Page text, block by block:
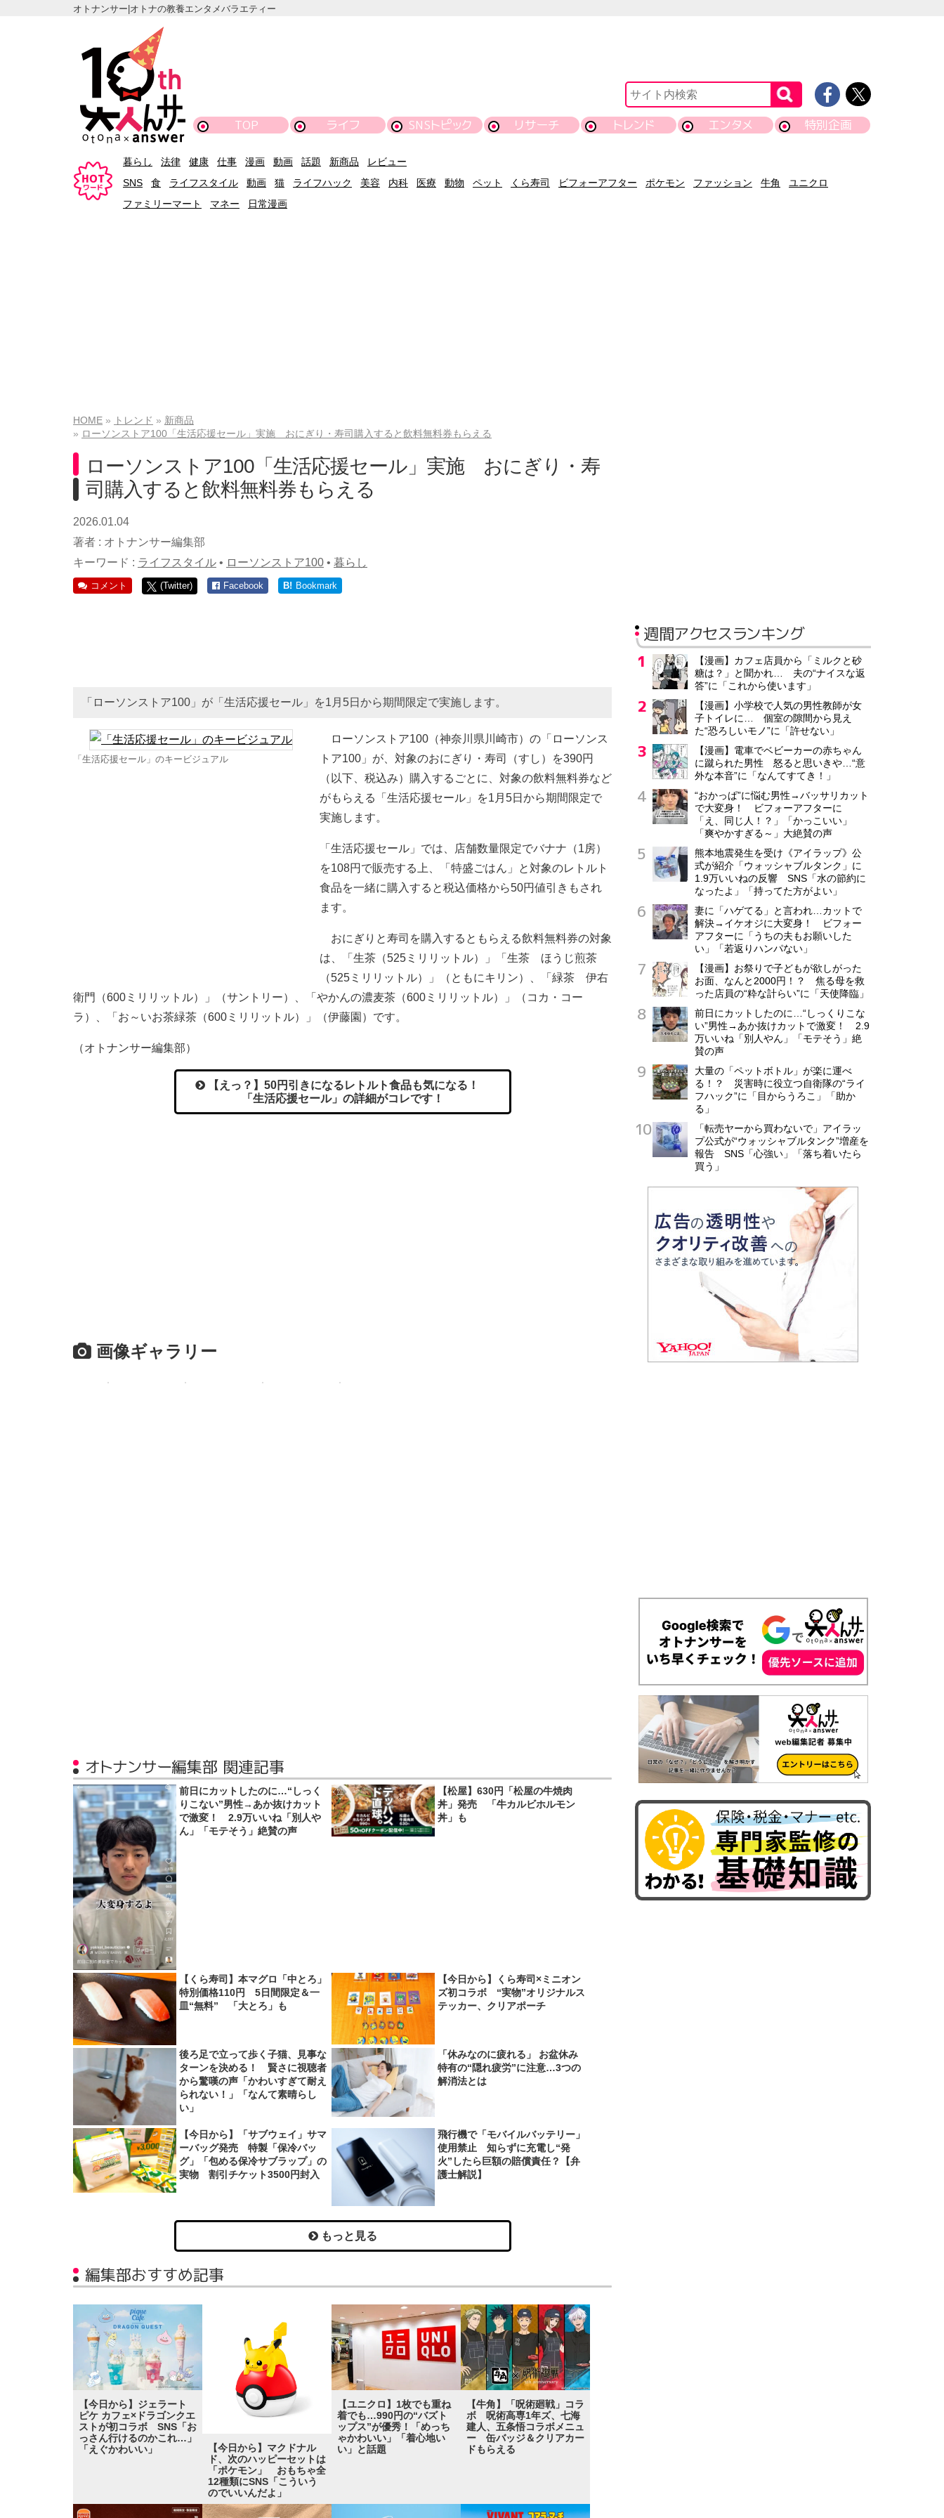
オトナンサー|オトナの教養エンタメバラエティー
TOP ライフ SNSトピック リサーチ トレンド エンタメ 特別企画
暮らし 法律 健康 仕事 漫画 動画 話題 新商品
レビュー
SNS
食 ライフスタイル 動画 猫 ライフハック 美容 内科 医療 動物 ペット くら寿司 ビフォーアフター ポケモン ファッション 牛角
ユニクロ
ファミリーマート
マネー 日常漫画
HOME トレンド
新商品
ローソンストア100「生活応援セール」実施 おにぎり・寿司購入すると飲料無料券もらえる
ローソンストア100「生活応援セール」実施 おにぎり・寿
司購入すると飲料無料券もらえる
2026.01.04
著者 : オトナンサー編集部
キーワード : ライフスタイル • ローソンストア100 • 暮らし
コメント (Twitter) Facebook B! Bookmark
「ローソンストア100」が「生活応援セール」を1月5日から期間限定で実施します。
「生活応援セール」のキービジュアル
ローソンストア100（神奈川県川崎市）の「ローソンス
トア100」が、対象のおにぎり・寿司（すし）を390円
（以下、税込み）購入するごとに、対象の飲料無料券など
がもらえる「生活応援セール」を1月5日から期間限定で
実施します。
「生活応援セール」では、店舗数量限定でバナナ（1房）
を108円で販売する上、「特盛ごはん」と対象のレトルト
食品を一緒に購入すると税込価格から50円値引きもされ
ます。
おにぎりと寿司を購入するともらえる飲料無料券の対象
は、「生茶（525ミリリットル）」「生茶 ほうじ煎茶
（525ミリリットル）」（ともにキリン）、「緑茶 伊右
衛門（600ミリリットル）」（サントリー）、「やかんの濃麦茶（600ミリリットル）」（コカ・コー
ラ）、「お～いお茶緑茶（600ミリリットル）」（伊藤園）です。
（オトナンサー編集部）
【えっ？】50円引きになるレトルト食品も気になる！
「生活応援セール」の詳細がコレです！
画像ギャラリー
オトナンサー編集部 関連記事
前日にカットしたのに…“しっく
りこない”男性→あか抜けカット
で激変！ 2.9万いいね「別人や
ん」「モテそう」絶賛の声
【松屋】630円「松屋の牛焼肉
丼」発売 「牛カルビホルモン
丼」も
【くら寿司】本マグロ「中とろ」
特別価格110円 5日間限定＆一
皿“無料” 「大とろ」も
【今日から】くら寿司×ミニオン
ズ初コラボ “実物”オリジナルス
テッカー、クリアポーチ
後ろ足で立って歩く子猫、見事な
ターンを決める！ 賢さに視聴者
から驚嘆の声「かわいすぎて耐え
られない！」「なんて素晴らし
い」
「休みなのに疲れる」 お盆休み
特有の“隠れ疲労”に注意…3つの
解消法とは
【今日から】「サブウェイ」サマ
ーバッグ発売 特製「保冷バッ
グ」「包める保冷サブラップ」の
実物 割引チケット3500円封入
飛行機で「モバイルバッテリー」
使用禁止 知らずに充電し“発
火”したら巨額の賠償責任？【弁
護士解説】
もっと見る
編集部おすすめ記事
【今日から】ジェラート
ピケ カフェ×ドラゴンクエ
ストが初コラボ SNS「お
っさん行けるのかこれ…」
「えぐかわいい」
【今日から】マクドナル
ド、次のハッピーセットは
「ポケモン」 おもちゃ全
12種類にSNS「こういう
のでいいんだよ」
【ユニクロ】1枚でも重ね
着でも…990円の“バズト
ップス”が優秀！「めっち
ゃかわいい」「着心地い
い」と話題
【牛角】「呪術廻戦」コラ
ボ 呪術高専1年ズ、七海
建人、五条悟コラボメニュ
ー 缶バッジ＆クリアカー
ドもらえる
週間アクセスランキング
【漫画】カフェ店員から「ミルクと砂
糖は？」と聞かれ… 夫の“ナイスな返
答”に「これから使います」
【漫画】小学校で人気の男性教師が女
子トイレに… 個室の隙間から見え
た“恐ろしいモノ”に「許せない」
【漫画】電車でベビーカーの赤ちゃん
に蹴られた男性 怒ると思いきや…“意
外な本音”に「なんてすてき！」
“おかっぱ”に悩む男性→バッサリカット
で大変身！ ビフォーアフターに
「え、同じ人！？」「かっこいい」
「爽やかすぎる～」大絶賛の声
熊本地震発生を受け《アイラップ》公
式が紹介「ウォッシャブルタンク」に
1.9万いいねの反響 SNS「水の節約に
なったよ」「持ってた方がよい」
妻に「ハゲてる」と言われ…カットで
解決→イケオジに大変身！ ビフォー
アフターに「うちの夫もお願いした
い」「若返りハンパない」
【漫画】お祭りで子どもが欲しがった
お面、なんと2000円！？ 焦る母を救
った店員の“粋な計らい”に「天使降臨」
前日にカットしたのに…“しっくりこな
い”男性→あか抜けカットで激変！ 2.9
万いいね「別人やん」「モテそう」絶
賛の声
大量の「ペットボトル」が楽に運べ
る！？ 災害時に役立つ自衛隊の“ライ
フハック”に「目からうろこ」「助か
る」
「転売ヤーから買わないで」アイラッ
プ公式が“ウォッシャブルタンク”増産を
報告 SNS「心強い」「落ち着いたら
買う」